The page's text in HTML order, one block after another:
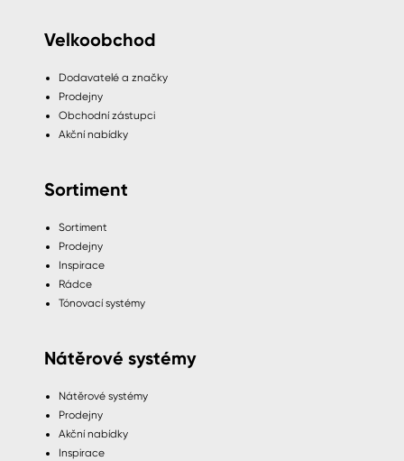
Velkoobchod
Dodavatelé a značky
Prodejny
Obchodní zástupci
Akční nabídky
Sortiment
Sortiment
Prodejny
Inspirace
Rádce
Tónovací systémy
Nátěrové systémy
Nátěrové systémy
Prodejny
Akční nabídky
Inspirace